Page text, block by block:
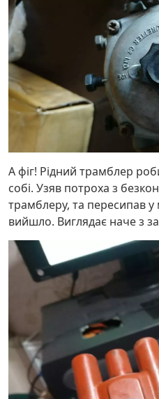
А фіг! Рідний трамблер
собі. Узяв потроха з
трамблеру, та пересипав
вийшло. Виглядає наче з